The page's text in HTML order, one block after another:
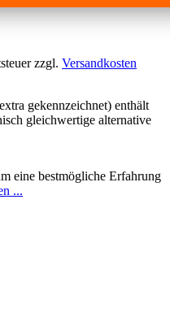
zzgl. Versandkosten
gekennzeichnet) enthält
gleichwertige alternative
eine bestmögliche Erfahrung
...